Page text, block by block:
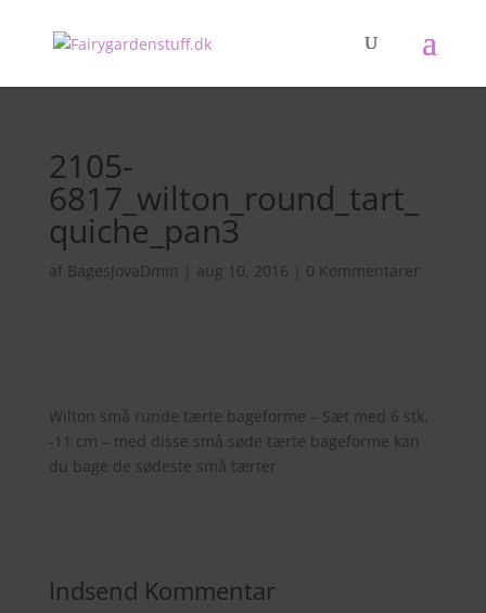
2105-
6817_wilton_round_tart_
quiche_pan3
af BagesJovaDmIn aug 10, 2016 0 Kommentarer
Wilton små runde tærte bageforme – Sæt med 6 stk.
-11 cm – med disse små søde tærte bageforme kan
du bage de sødeste små tærter
Indsend Kommentar